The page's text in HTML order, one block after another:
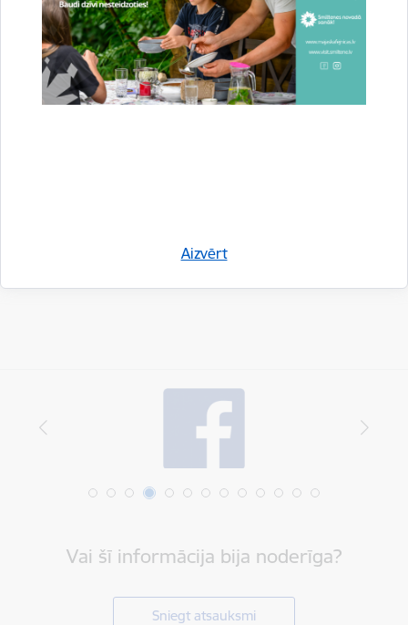
Aizvērt
Saistītas tēmas
Vai šī informācija bija noderīga?
Sniegt atsauksmi